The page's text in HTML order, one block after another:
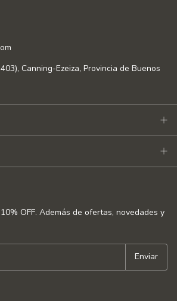
Canning-Ezeiza, Provincia de Buenos
OFF. Además de ofertas, novedades y